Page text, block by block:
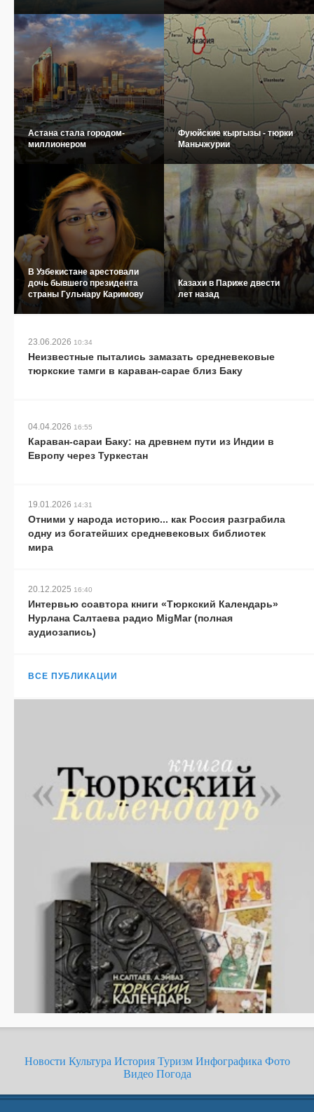
Астана стала городом-
миллионером
Фуюйские кыргызы - тюрки
Маньчжурии
В Узбекистане арестовали
дочь бывшего президента
страны Гульнару Каримову
Казахи в Париже двести
лет назад
23.06.2026 10:34
Неизвестные пытались замазать средневековые
тюркские тамги в караван-сарае близ Баку
04.04.2026 16:55
Караван-сараи Баку: на древнем пути из Индии в
Европу через Туркестан
19.01.2026 14:31
Отними у народа историю... как Россия разграбила
одну из богатейших средневековых библиотек
мира
20.12.2025 16:40
Интервью соавтора книги «Тюркский Календарь»
Нурлана Салтаева радио MigMar (полная
аудиозапись)
ВСЕ ПУБЛИКАЦИИ
Новости Культура История Туризм Инфографика Фото
Видео Погода